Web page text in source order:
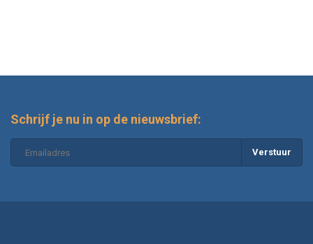
Schrijf je nu in op de nieuwsbrief:
Verstuur